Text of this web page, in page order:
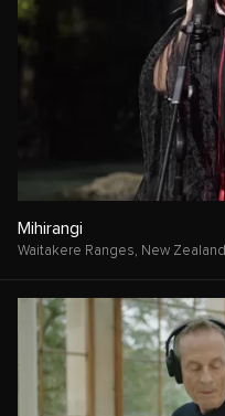
Mihirangi
Waitakere Ranges, New Zealand